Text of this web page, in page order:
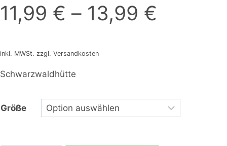
11,99 € – 13,99 €
inkl. MWSt. zzgl. Versandkosten
Schwarzwaldhütte
Größe